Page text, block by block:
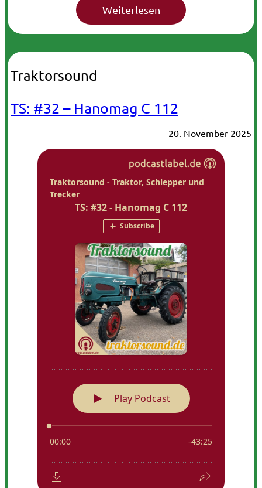
Traktorsound
TS: #32 – Hanomag C 112
20. November 2025